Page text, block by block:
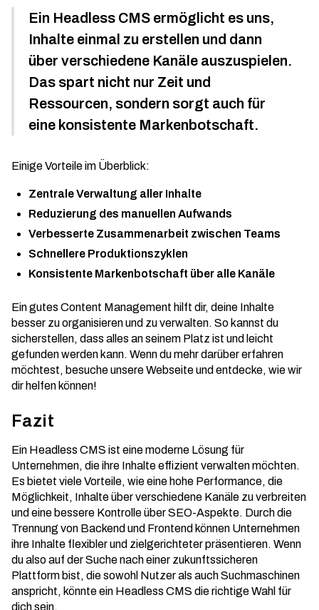
Ein Headless CMS ermöglicht es uns,
Inhalte einmal zu erstellen und dann
über verschiedene Kanäle auszuspielen.
Das spart nicht nur Zeit und
Ressourcen, sondern sorgt auch für
eine konsistente Markenbotschaft.
Einige Vorteile im Überblick:
Zentrale Verwaltung aller Inhalte
Reduzierung des manuellen Aufwands
Verbesserte Zusammenarbeit zwischen Teams
Schnellere Produktionszyklen
Konsistente Markenbotschaft über alle Kanäle
Ein gutes Content Management hilft dir, deine Inhalte
besser zu organisieren und zu verwalten. So kannst du
sicherstellen, dass alles an seinem Platz ist und leicht
gefunden werden kann. Wenn du mehr darüber erfahren
möchtest, besuche unsere Webseite und entdecke, wie wir
dir helfen können!
Fazit
Ein Headless CMS ist eine moderne Lösung für
Unternehmen, die ihre Inhalte effizient verwalten möchten.
Es bietet viele Vorteile, wie eine hohe Performance, die
Möglichkeit, Inhalte über verschiedene Kanäle zu verbreiten
und eine bessere Kontrolle über SEO-Aspekte. Durch die
Trennung von Backend und Frontend können Unternehmen
ihre Inhalte flexibler und zielgerichteter präsentieren. Wenn
du also auf der Suche nach einer zukunftssicheren
Plattform bist, die sowohl Nutzer als auch Suchmaschinen
anspricht, könnte ein Headless CMS die richtige Wahl für
dich sein.